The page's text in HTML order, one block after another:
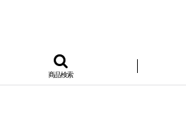
商品検索